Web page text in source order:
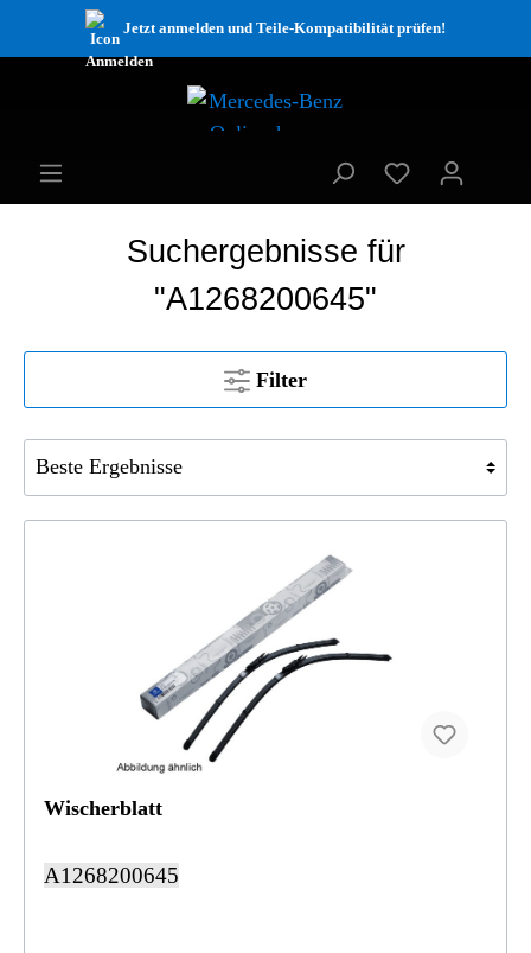
Jetzt anmelden und Teile-Kompatibilität prüfen!
Suchergebnisse für
"A1268200645"
Filter
Wischerblatt
A1268200645